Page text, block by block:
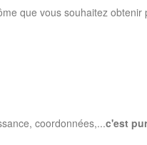
que vous souhaitez obtenir
coordonnées,...c'est